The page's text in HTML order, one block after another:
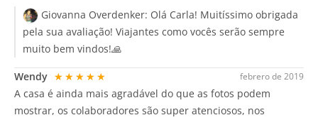
Giovanna Overdenker: Olá Carla! Muitíssimo obrigada
pela sua avaliação! Viajantes como vocês serão sempre
muito bem vindos!🙏
febrero de 2019
Wendy ★★★★★
A casa é ainda mais agradável do que as fotos podem
mostrar, os colaboradores são super atenciosos, nos